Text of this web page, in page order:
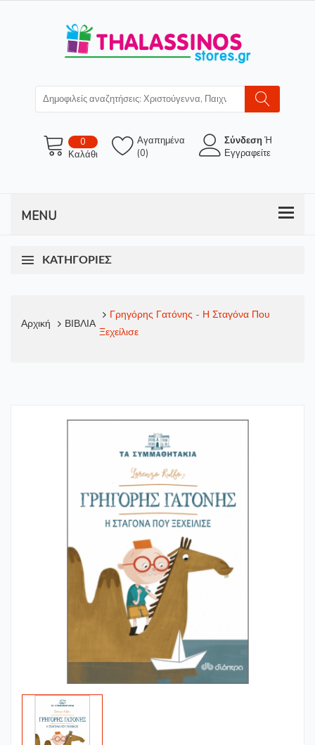
0
Καλάθι
Αγαπημένα
(0)
ΣύνδεσηΉ
Εγγραφείτε
ΚΑΤΗΓΟΡΊΕΣ
Αρχική ΒΙΒΛΙΑ
Γρηγόρης Γατόνης - Η Σταγόνα Που
Ξεχείλισε